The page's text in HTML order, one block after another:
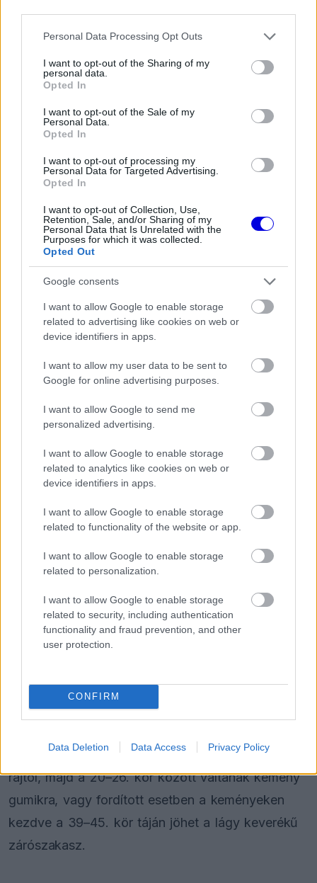
Please note that this website/app uses one or more Google
not limited to your visit or usage behaviour. You may click to
grant or deny consent to Google and its third-party tags to
use your data for below specified purposes in below Google
consent section.
Personal Data Processing Opt Outs
I want to opt-out of the Sharing of my
personal data.
Opted In
I want to opt-out of the Sale of my
Personal Data.
Opted In
I want to opt-out of processing my
Personal Data for Targeted Advertising.
Opted In
I want to opt-out of Collection, Use,
Retention, Sale, and/or Sharing of my
Personal Data that Is Unrelated with the
Purposes for which it was collected.
Opted Out
Google consents
I want to allow Google to enable storage
related to advertising like cookies on web or
device identifiers in apps.
I want to allow my user data to be sent to
Google for online advertising purposes.
I want to allow Google to send me
personalized advertising.
I want to allow Google to enable storage
related to analytics like cookies on web or
device identifiers in apps.
I want to allow Google to enable storage
related to functionality of the website or app.
I want to allow Google to enable storage
related to personalization.
I want to allow Google to enable storage
related to security, including authentication
functionality and fraud prevention, and other
user protection.
CONFIRM
Data Deletion Data Access Privacy Policy
FORMA-1
A Ferrari keresztbe tehet a Red
Nagy bejelentést tett George
Russell a nyári szünetben
Ennek ellenére a Pirelli szerint továbbra is az
legtöbb csapat várhatóan közepes keveréken
rajtol, majd a 20–26. kör között váltanak kemény
gumikra, vagy fordított esetben a keményeken
kezdve a 39–45. kör táján jöhet a lágy keverékű
zárószakasz.